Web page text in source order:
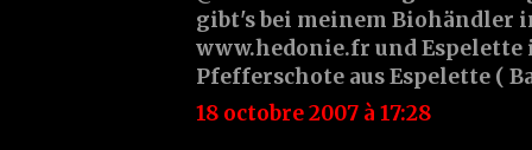
gibt's bei meinem Biohändler
www.hedonie.fr und Espelette
Pfefferschote aus Espelette (
18 octobre 2007 à 17:28